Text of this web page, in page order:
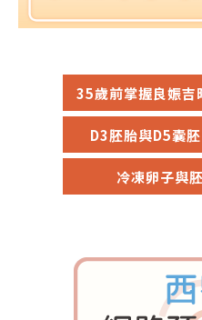
35歲前掌握良娠吉
D3胚胎與D5囊
冷凍卵子與